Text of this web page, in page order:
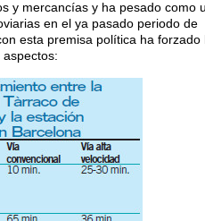
y mercancías y ha pesado como
en el ya pasado periodo de
esta premisa política ha forzado